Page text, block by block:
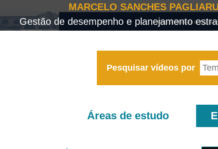
MARCELO SANCHES
Gestão de desempenho e planejamento
Pesquisar vídeos por
Áreas de estudo